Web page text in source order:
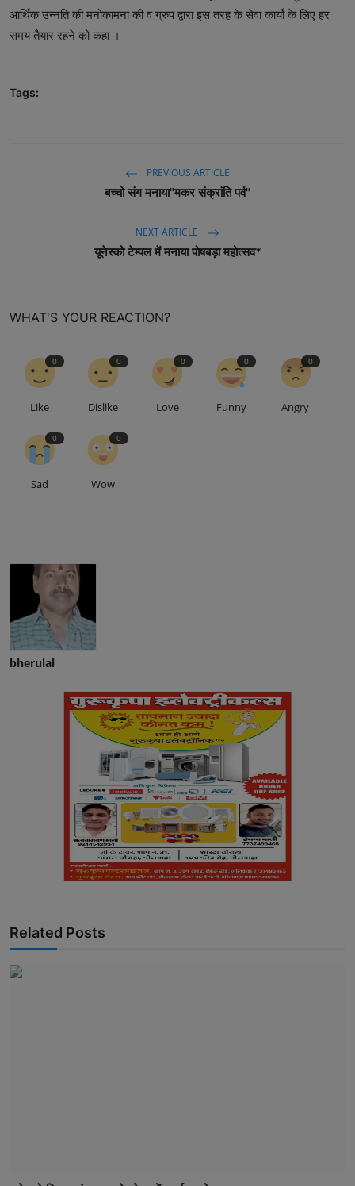
आर्थिक उन्नति की मनोकामना की व ग्रुप द्वारा इस तरह के सेवा कार्यो के लिए हर
समय तैयार रहने को कहा ।
Tags:
PREVIOUS ARTICLE
बच्चो संग मनाया"मकर संक्रांति पर्व"
NEXT ARTICLE
यूनेस्को टेम्पल में मनाया पोषबड़ा महोत्सव*
WHAT'S YOUR REACTION?
0
Like
0
Dislike
0
Love
0
Funny
0
Angry
0
Sad
0
Wow
bherulal
Related Posts